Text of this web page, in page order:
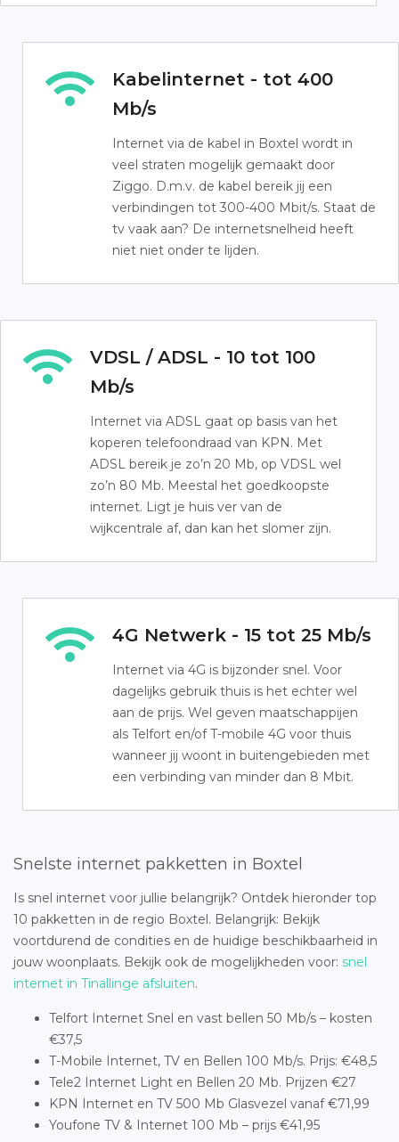
Kabelinternet - tot 400
Mb/s
Internet via de kabel in Boxtel wordt in
veel straten mogelijk gemaakt door
Ziggo. D.m.v. de kabel bereik jij een
verbindingen tot 300-400 Mbit/s. Staat de
tv vaak aan? De internetsnelheid heeft
niet niet onder te lijden.
VDSL / ADSL - 10 tot 100
Mb/s
Internet via ADSL gaat op basis van het
koperen telefoondraad van KPN. Met
ADSL bereik je zo’n 20 Mb, op VDSL wel
zo’n 80 Mb. Meestal het goedkoopste
internet. Ligt je huis ver van de
wijkcentrale af, dan kan het slomer zijn.
4G Netwerk - 15 tot 25 Mb/s
Internet via 4G is bijzonder snel. Voor
dagelijks gebruik thuis is het echter wel
aan de prijs. Wel geven maatschappijen
als Telfort en/of T-mobile 4G voor thuis
wanneer jij woont in buitengebieden met
een verbinding van minder dan 8 Mbit.
Snelste internet pakketten in Boxtel
Is snel internet voor jullie belangrijk? Ontdek hieronder top
10 pakketten in de regio Boxtel. Belangrijk: Bekijk
voortdurend de condities en de huidige beschikbaarheid in
jouw woonplaats. Bekijk ook de mogelijkheden voor: snel
internet in Tinallinge afsluiten.
Telfort Internet Snel en vast bellen 50 Mb/s – kosten
€37,5
T-Mobile Internet, TV en Bellen 100 Mb/s. Prijs: €48,5
Tele2 Internet Light en Bellen 20 Mb. Prijzen €27
KPN Internet en TV 500 Mb Glasvezel vanaf €71,99
Youfone TV & Internet 100 Mb – prijs €41,95